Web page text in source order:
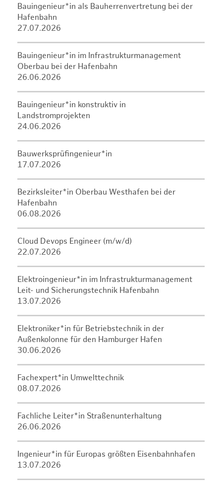
Bauingenieur*in als Bauherrenvertretung bei der
Hafenbahn
27.07.2026
Bauingenieur*in im Infrastrukturmanagement
Oberbau bei der Hafenbahn
26.06.2026
Bauingenieur*in konstruktiv in
Landstromprojekten
24.06.2026
Bauwerksprüfingenieur*in
17.07.2026
Bezirksleiter*in Oberbau Westhafen bei der
Hafenbahn
06.08.2026
Cloud Devops Engineer (m/w/d)
22.07.2026
Elektroingenieur*in im Infrastrukturmanagement
Leit- und Sicherungstechnik Hafenbahn
13.07.2026
Elektroniker*in für Betriebstechnik in der
Außenkolonne für den Hamburger Hafen
30.06.2026
Fachexpert*in Umwelttechnik
08.07.2026
Fachliche Leiter*in Straßenunterhaltung
26.06.2026
Ingenieur*in für Europas größten Eisenbahnhafen
13.07.2026